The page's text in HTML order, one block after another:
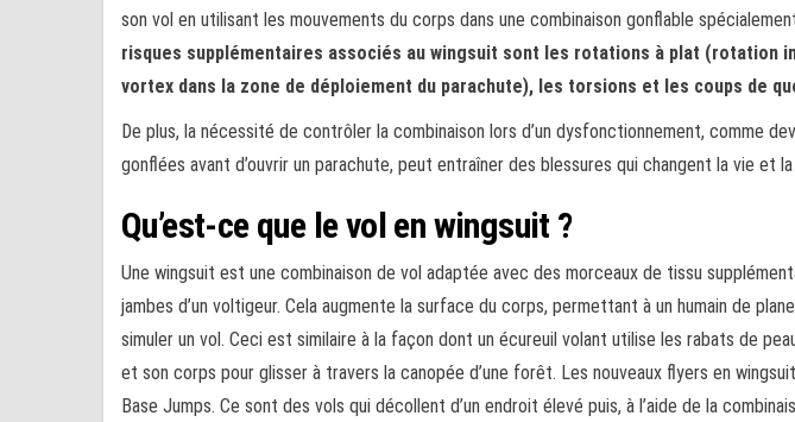
son vol en utilisant les mouvements du corps dans une combinaison gonflable
risques supplémentaires associés au wingsuit sont les rotations à plat (rotation
vortex dans la zone de déploiement du parachute), les torsions et les coups de
De plus, la nécessité de contrôler la combinaison lors d’un dysfonctionnement, comme
gonflées avant d’ouvrir un parachute, peut entraîner des blessures qui changent la vie et
Qu’est-ce que le vol en wingsuit ?
Une wingsuit est une combinaison de vol adaptée avec des morceaux de tissu
jambes d’un voltigeur. Cela augmente la surface du corps, permettant à un humain de
simuler un vol. Ceci est similaire à la façon dont un écureuil volant utilise les rabats de
et son corps pour glisser à travers la canopée d’une forêt. Les nouveaux flyers en
Base Jumps. Ce sont des vols qui décollent d’un endroit élevé puis, à l’aide de la